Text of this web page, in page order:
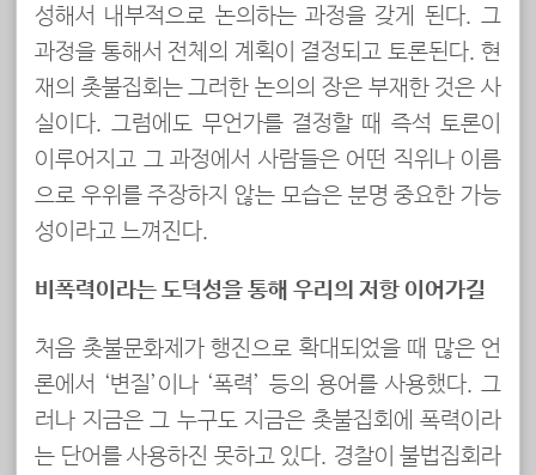
성해서 내부적으로 논의하는 과정을 갖게 된다. 그
과정을 통해서 전체의 계획이 결정되고 토론된다. 현
재의 촛불집회는 그러한 논의의 장은 부재한 것은 사
실이다. 그럼에도 무언가를 결정할 때 즉석 토론이
이루어지고 그 과정에서 사람들은 어떤 직위나 이름
으로 우위를 주장하지 않는 모습은 분명 중요한 가능
성이라고 느껴진다.
비폭력이라는 도덕성을 통해 우리의 저항 이어가길
처음 촛불문화제가 행진으로 확대되었을 때 많은 언
론에서 ‘변질’이나 ‘폭력’ 등의 용어를 사용했다. 그
러나 지금은 그 누구도 지금은 촛불집회에 폭력이라
는 단어를 사용하진 못하고 있다. 경찰이 불법집회라